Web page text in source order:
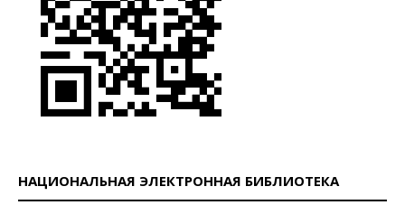
НАЦИОНАЛЬНАЯ ЭЛЕКТРОННАЯ БИБЛИОТЕКА